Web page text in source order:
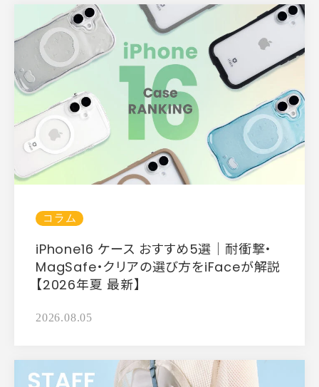
コラム
iPhone16 ケース おすすめ5選｜耐衝撃・
MagSafe・クリアの選び方をiFaceが解説
【2026年夏 最新】
2026.08.05